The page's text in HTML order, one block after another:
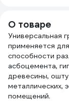
О товаре
Универсальная
применяется
способности
асбоцемента,
древесины,
металлических,
помещений.